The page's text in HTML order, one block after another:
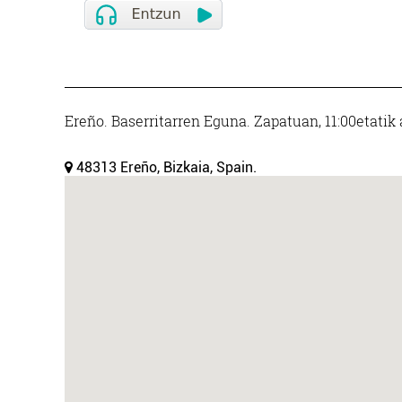
Ereño. Baserritarren Eguna. Zapatuan, 11:00etatik
48313 Ereño, Bizkaia, Spain.